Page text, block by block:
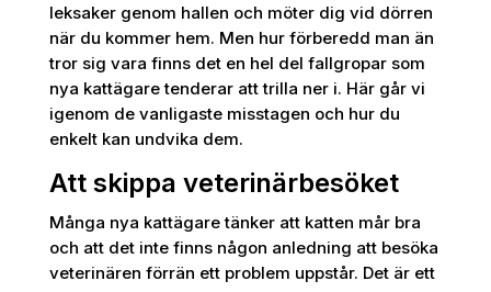
leksaker genom hallen och möter dig vid dörren
när du kommer hem. Men hur förberedd man än
tror sig vara finns det en hel del fallgropar som
nya kattägare tenderar att trilla ner i. Här går vi
igenom de vanligaste misstagen och hur du
enkelt kan undvika dem.
Att skippa veterinärbesöket
Många nya kattägare tänker att katten mår bra
och att det inte finns någon anledning att besöka
veterinären förrän ett problem uppstår. Det är ett